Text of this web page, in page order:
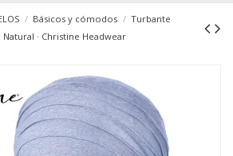
Básicos y cómodos
Turbante
· Christine Headwear